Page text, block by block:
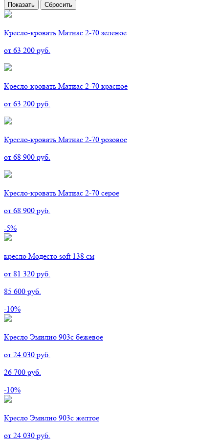
Кресло-кровать Матиас 2-70 зеленое
от 63 200 руб.
Кресло-кровать Матиас 2-70 красное
от 63 200 руб.
Кресло-кровать Матиас 2-70 розовое
от 68 900 руб.
Кресло-кровать Матиас 2-70 серое
от 68 900 руб.
-5%
кресло Модесто soft 138 см
от 81 320 руб.
85 600 руб.
-10%
Кресло Эмилио 903с бежевое
от 24 030 руб.
26 700 руб.
-10%
Кресло Эмилио 903с желтое
от 24 030 руб.